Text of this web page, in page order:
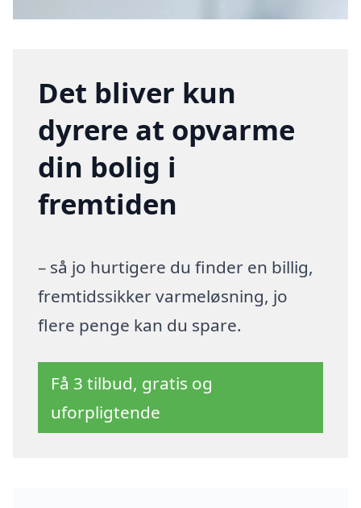
Det bliver kun
dyrere at opvarme
din bolig i
fremtiden
– så jo hurtigere du finder en billig,
fremtidssikker varmeløsning, jo
flere penge kan du spare.
Få 3 tilbud, gratis og
uforpligtende